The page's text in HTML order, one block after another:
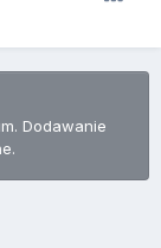
Dodawanie